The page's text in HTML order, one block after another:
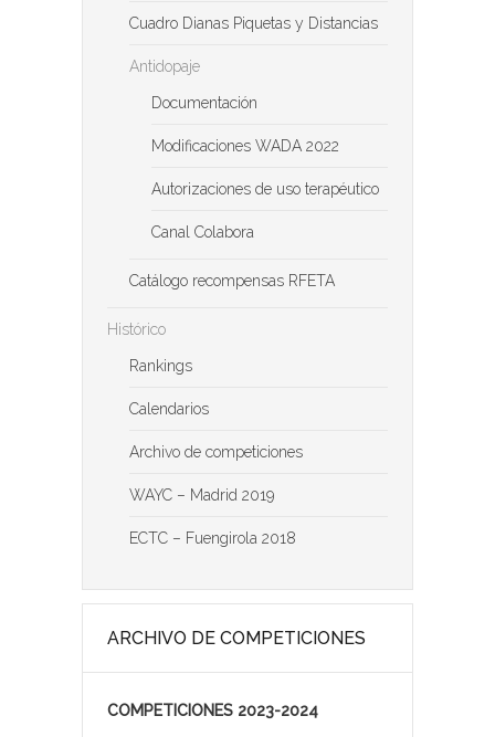
Cuadro Dianas Piquetas y Distancias
Antidopaje
Documentación
Modificaciones WADA 2022
Autorizaciones de uso terapéutico
Canal Colabora
Catálogo recompensas RFETA
Histórico
Rankings
Calendarios
Archivo de competiciones
WAYC – Madrid 2019
ECTC – Fuengirola 2018
ARCHIVO DE COMPETICIONES
COMPETICIONES 2023-2024